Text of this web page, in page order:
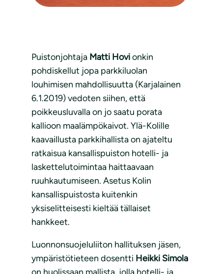
Puistonjohtaja Matti Hovionkin
pohdiskellut jopa parkkiluolan
louhimisen mahdollisuutta (Karjalainen
6.1.2019) vedoten siihen, että
poikkeusluvalla on jo saatu porata
kallioon maalämpökaivot. Ylä-Kolille
kaavaillusta parkkihallista on ajateltu
ratkaisua kansallispuiston hotelli- ja
laskettelutoimintaa haittaavaan
ruuhkautumiseen. Asetus Kolin
kansallispuistosta kuitenkin
yksiselitteisesti kieltää tällaiset
hankkeet.
Luonnonsuojeluliiton hallituksen jäsen,
ympäristötieteen dosentti Heikki Simola